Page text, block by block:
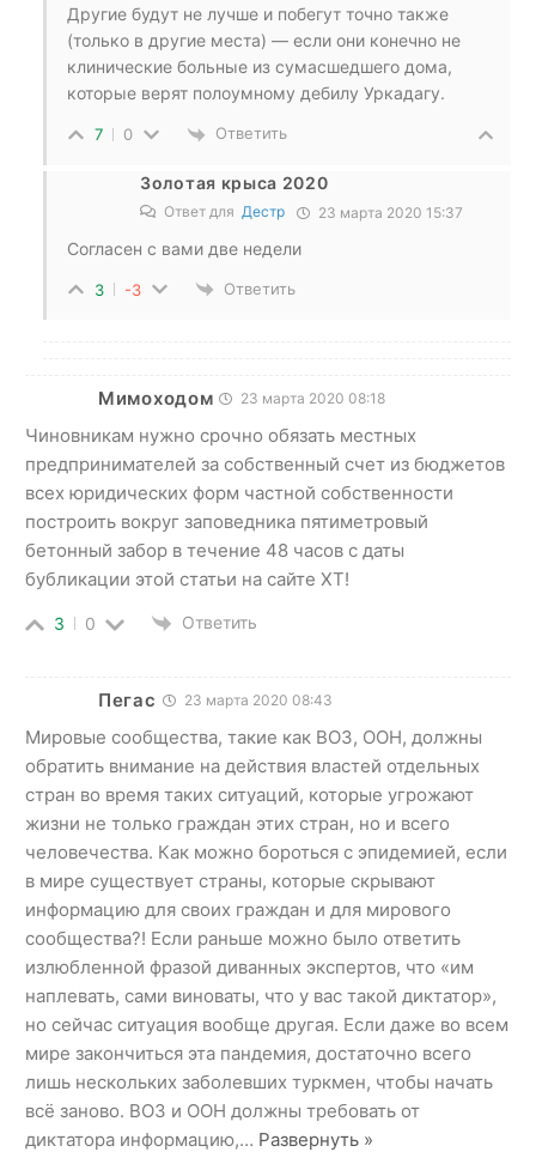
Другие будут не лучше и побегут точно также
(только в другие места) — если они конечно не
клинические больные из сумасшедшего дома,
которые верят полоумному дебилу Уркадагу.
7 0 Ответить
Золотая крыса 2020
Ответ для Дестр 23 марта 2020 15:37
Согласен с вами две недели
3 -3 Ответить
Мимоходом 23 марта 2020 08:18
Чиновникам нужно срочно обязать местных
предпринимателей за собственный счет из бюджетов
всех юридических форм частной собственности
построить вокруг заповедника пятиметровый
бетонный забор в течение 48 часов с даты
бубликации этой статьи на сайте ХТ!
3 0 Ответить
Пегас 23 марта 2020 08:43
Мировые сообщества, такие как ВОЗ, ООН, должны
обратить внимание на действия властей отдельных
стран во время таких ситуаций, которые угрожают
жизни не только граждан этих стран, но и всего
человечества. Как можно бороться с эпидемией, если
в мире существует страны, которые скрывают
информацию для своих граждан и для мирового
сообщества?! Если раньше можно было ответить
излюбленной фразой диванных экспертов, что «им
наплевать, сами виноваты, что у вас такой диктатор»,
но сейчас ситуация вообще другая. Если даже во всем
мире закончиться эта пандемия, достаточно всего
лишь нескольких заболевших туркмен, чтобы начать
всё заново. ВОЗ и ООН должны требовать от
диктатора информацию,… Развернуть »